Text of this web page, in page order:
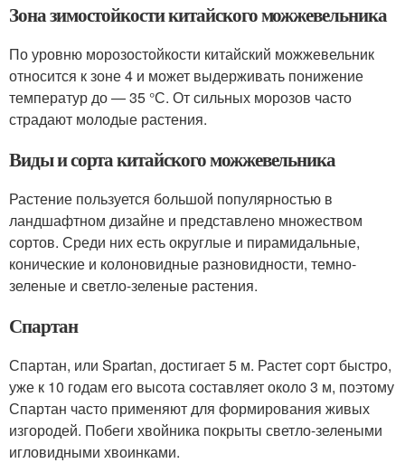
Зона зимостойкости китайского можжевельника
По уровню морозостойкости китайский можжевельник
относится к зоне 4 и может выдерживать понижение
температур до — 35 °С. От сильных морозов часто
страдают молодые растения.
Виды и сорта китайского можжевельника
Растение пользуется большой популярностью в
ландшафтном дизайне и представлено множеством
сортов. Среди них есть округлые и пирамидальные,
конические и колоновидные разновидности, темно-
зеленые и светло-зеленые растения.
Спартан
Спартан, или Spartan, достигает 5 м. Растет сорт быстро,
уже к 10 годам его высота составляет около 3 м, поэтому
Спартан часто применяют для формирования живых
изгородей. Побеги хвойника покрыты светло-зелеными
игловидными хвоинками.